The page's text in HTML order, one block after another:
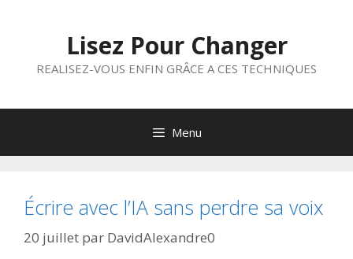
Lisez Pour Changer
REALISEZ-VOUS ENFIN GRÂCE A CES TECHNIQUES
Menu
Écrire avec l’IA sans perdre sa voix
20 juillet par DavidAlexandre0